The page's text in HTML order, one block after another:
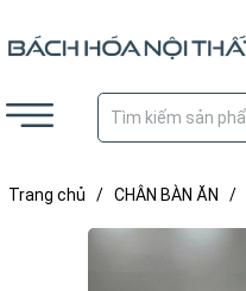
Trang chủ / CHÂN BÀN ĂN /